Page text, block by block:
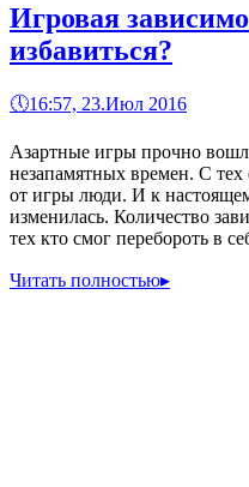
Игровая
избавиться?
🕔16:57, 23.Июл 2016
Азартные игры прочно
незапамятных времен. С
от игры люди. И к
изменилась. Количество
тех кто смог перебороть в
Читать полностью▸